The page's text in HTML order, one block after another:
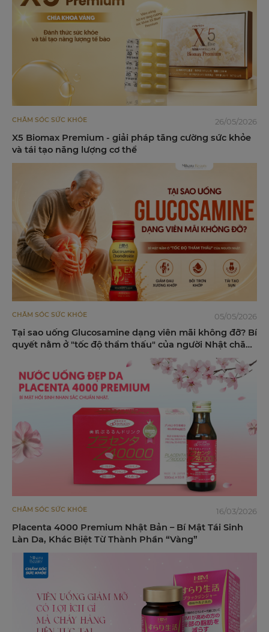
CHĂM SÓC SỨC KHỎE 26/05/2026
X5 Biomax Premium - giải pháp tăng cường sức khỏe
và tái tạo năng lượng cơ thể
CHĂM SÓC SỨC KHỎE 05/05/2026
Tại sao uống Glucosamine dạng viên mãi không đỡ? Bí
quyết nằm ở "tốc độ thẩm thấu" của người Nhật chăm
CHĂM SÓC SỨC KHỎE 16/03/2026
Placenta 4000 Premium Nhật Bản – Bí Mật Tái Sinh
Làn Da, Khác Biệt Từ Thành Phần “Vàng”